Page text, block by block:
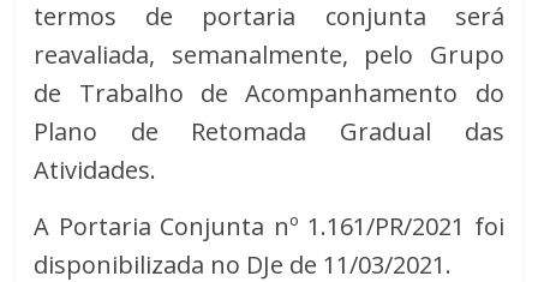
termos de portaria conjunta será
reavaliada, semanalmente, pelo Grupo
de Trabalho de Acompanhamento do
Plano de Retomada Gradual das
Atividades.
A Portaria Conjunta nº 1.161/PR/2021 foi
disponibilizada no DJe de 11/03/2021.